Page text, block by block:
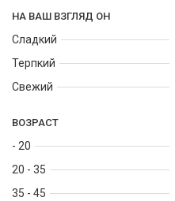
НА ВАШ ВЗГЛЯД ОН
Сладкий
Терпкий
Свежий
ВОЗРАСТ
- 20
20 - 35
35 - 45